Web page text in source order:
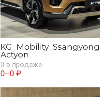
KG_Mobility_Ssangyong
Actyon
0 в продаже
0–0 ₽